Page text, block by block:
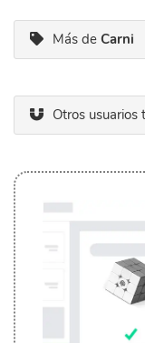
Más de Carni
Otros usuarios